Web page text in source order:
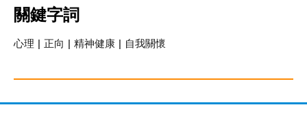
關鍵字詞
心理 | 正向 | 精神健康 | 自我關懷